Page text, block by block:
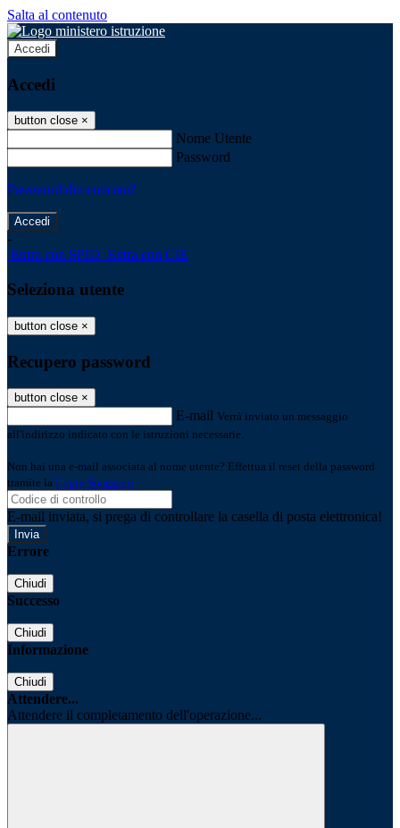
Salta al contenuto
Accedi
Accedi
button close ×
Nome Utente
Password
Password dimenticata?
-
Entra con SPID Entra con CIE
Seleziona utente
button close ×
Recupero password
button close ×
E-mail Verrà inviato un messaggio
all'indirizzo indicato con le istruzioni necessarie.
Non hai una e-mail associata al nome utente? Effettua il reset della password
tramite la Login Spaggiari
E-mail inviata, si prega di controllare la casella di posta elettronica!
Errore
Chiudi
Successo
Chiudi
Informazione
Chiudi
Attendere...
Attendere il completamento dell'operazione...